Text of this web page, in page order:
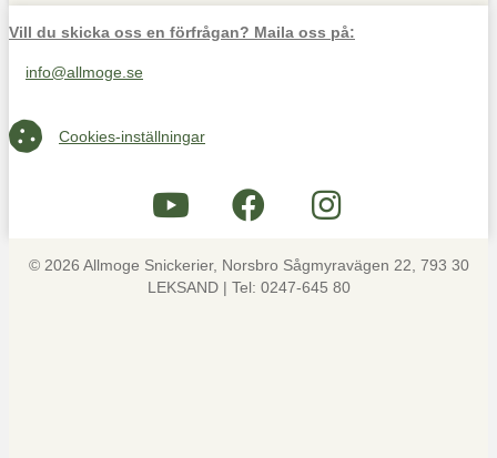
Vill du skicka oss en förfrågan? Maila oss på:
Maila oss på info@allmoge.se
info@allmoge.se
Cookies-inställningar
Cookies-inställningar
© 2026 Allmoge Snickerier, Norsbro Sågmyravägen 22, 793 30
LEKSAND | Tel: 0247-645 80